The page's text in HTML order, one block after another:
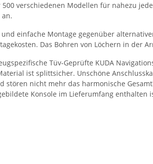
verschiedenen Modellen für nahezu
an.
einfache Montage gegenüber
Das Bohren von Löchern in der
Tüv-Geprüfte KUDA
ist splittsicher. Unschöne
stören nicht mehr das harmonische
Konsole im Lieferumfang enthalten